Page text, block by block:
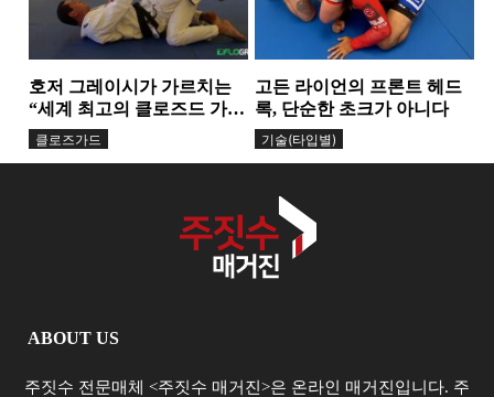
호저 그레이시가 가르치는
“세계 최고의 클로즈드 가
드” — 기술과 철학의 만남
클로즈가드
고든 라이언의 프론트 헤드
록, 단순한 초크가 아니다
기술(타입별)
ABOUT US
주짓수 전문매체 <주짓수 매거진>은 온라인 매거진입니다. 주